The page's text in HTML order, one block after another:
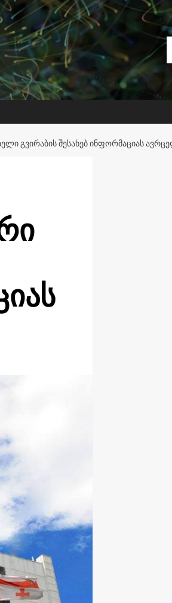
ᲒᲕᲘᲠᲐᲑᲘᲡ ᲨᲔᲡᲐᲮᲔᲑ ᲘᲜᲤᲝᲠᲛᲐᲪᲘᲐᲡ